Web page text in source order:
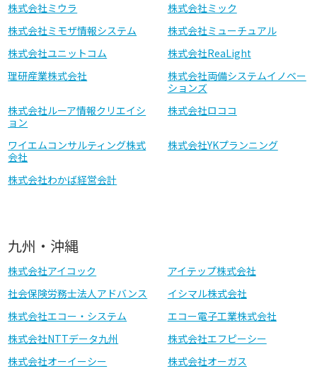
株式会社ミウラ
株式会社ミック
株式会社ミモザ情報システム
株式会社ミューチュアル
株式会社ユニットコム
株式会社ReaLight
理研産業株式会社
株式会社両備システムイノベー
ションズ
株式会社ルーア情報クリエイシ
ョン
株式会社ロココ
ワイエムコンサルティング株式
会社
株式会社YKプランニング
株式会社わかば経営会計
九州・沖縄
株式会社アイコック
アイテップ株式会社
社会保険労務士法人アドバンス
イシマル株式会社
株式会社エコー・システム
エコー電子工業株式会社
株式会社NTTデータ九州
株式会社エフピーシー
株式会社オーイーシー
株式会社オーガス